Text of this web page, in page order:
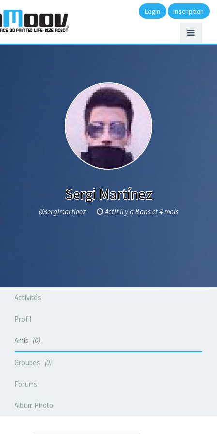
Login Inscription
Sergi Martínez
@sergimartinez Actif il y a 8 ans et 4 mois
Activités
Profil
Amis 0
Groupes 0
Forums
Album Photo